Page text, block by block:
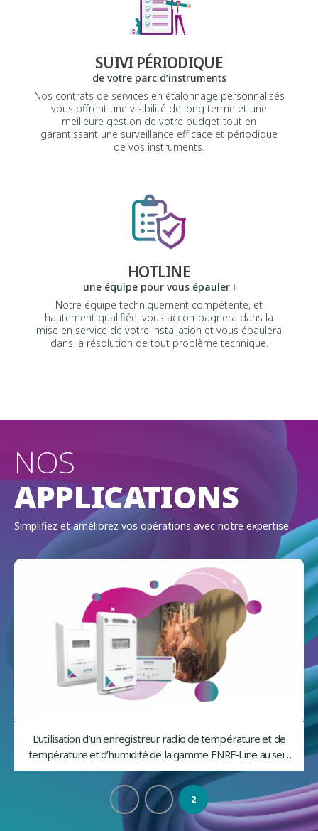
SUIVI PÉRIODIQUE
de votre parc d’instruments
Nos contrats de services en étalonnage personnalisés
vous offrent une visibilité de long terme et une
meilleure gestion de votre budget tout en
garantissant une surveillance efficace et périodique
de vos instruments.
HOTLINE
une équipe pour vous épauler !
Notre équipe techniquement compétente, et
hautement qualifiée, vous accompagnera dans la
mise en service de votre installation et vous épaulera
dans la résolution de tout problème technique.
NOS
APPLICATIONS
Simplifiez et améliorez vos opérations avec notre expertise.
L’utilisation d’un enregistreur radio de température et de
température et d’humidité de la gamme ENRF-Line au sein
d'une charcuterie de campagne.
1 2